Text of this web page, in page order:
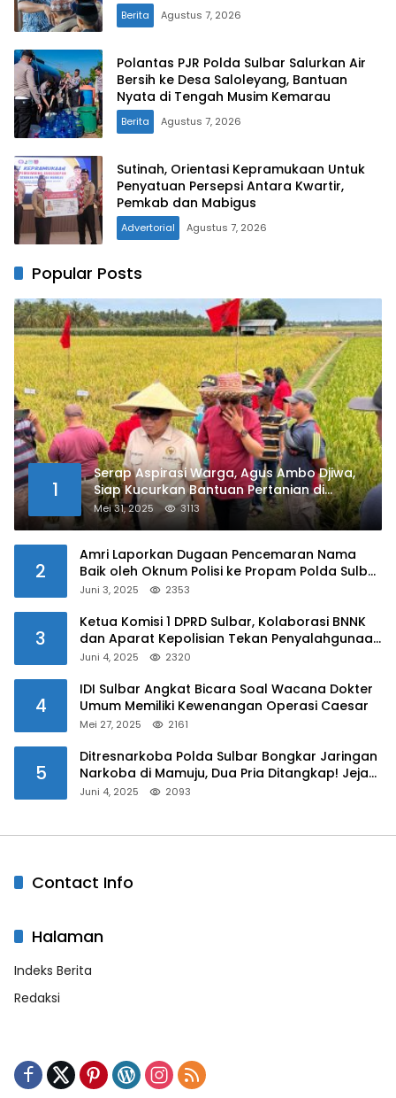
Berita Agustus 7, 2026
Polantas PJR Polda Sulbar Salurkan Air
Bersih ke Desa Saloleyang, Bantuan
Nyata di Tengah Musim Kemarau
Berita Agustus 7, 2026
Sutinah, Orientasi Kepramukaan Untuk
Penyatuan Persepsi Antara Kwartir,
Pemkab dan Mabigus
Advertorial Agustus 7, 2026
Popular Posts
1
Serap Aspirasi Warga, Agus Ambo Djiwa,
Siap Kucurkan Bantuan Pertanian di
Kalukku
Mei 31, 2025 3113
2
Amri Laporkan Dugaan Pencemaran Nama
Baik oleh Oknum Polisi ke Propam Polda Sulbar
Juni 3, 2025 2353
3
Ketua Komisi 1 DPRD Sulbar, Kolaborasi BNNK
dan Aparat Kepolisian Tekan Penyalahgunaan
Juni 4, 2025 2320
4
IDI Sulbar Angkat Bicara Soal Wacana Dokter
Umum Memiliki Kewenangan Operasi Caesar
Mei 27, 2025 2161
5
Ditresnarkoba Polda Sulbar Bongkar Jaringan
Narkoba di Mamuju, Dua Pria Ditangkap! Jejak
Juni 4, 2025 2093
Contact Info
Halaman
Indeks Berita
Redaksi